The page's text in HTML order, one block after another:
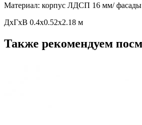
Материал: корпус ЛДСП 16 мм/
ДхГхВ 0.4x0.52x2.18 м
Также рекомендуем